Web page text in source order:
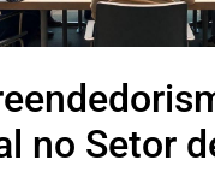
no Setor